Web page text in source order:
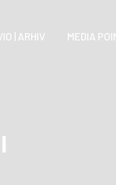
| ARHIV MEDIA